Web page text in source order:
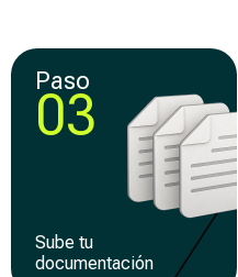
Paso
03
Sube tu
documentación